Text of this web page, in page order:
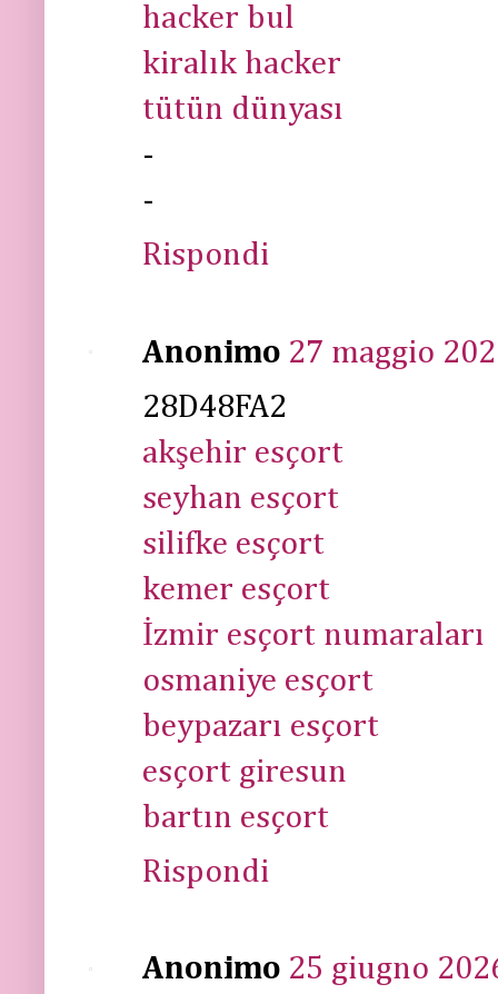
hacker bul
kiralık hacker
tütün dünyası
-
-
Rispondi
Anonimo 27 maggio
28D48FA2
akşehir esçort
seyhan esçort
silifke esçort
kemer esçort
İzmir esçort numaraları
osmaniye esçort
beypazarı esçort
esçort giresun
bartın esçort
Rispondi
Anonimo 25 giugno